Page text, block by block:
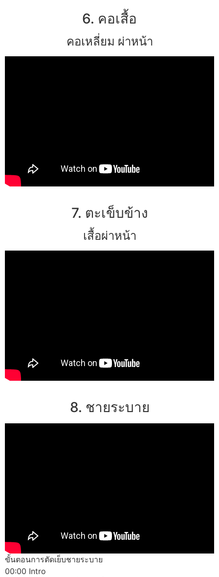
6. คอเสื้อ
คอเหลี่ยม ผ่าหน้า
7. ตะเข็บข้าง
เสื้อผ่าหน้า
8. ชายระบาย
ขั้นตอนการตัดเย็บชายระบาย
00:00 Intro